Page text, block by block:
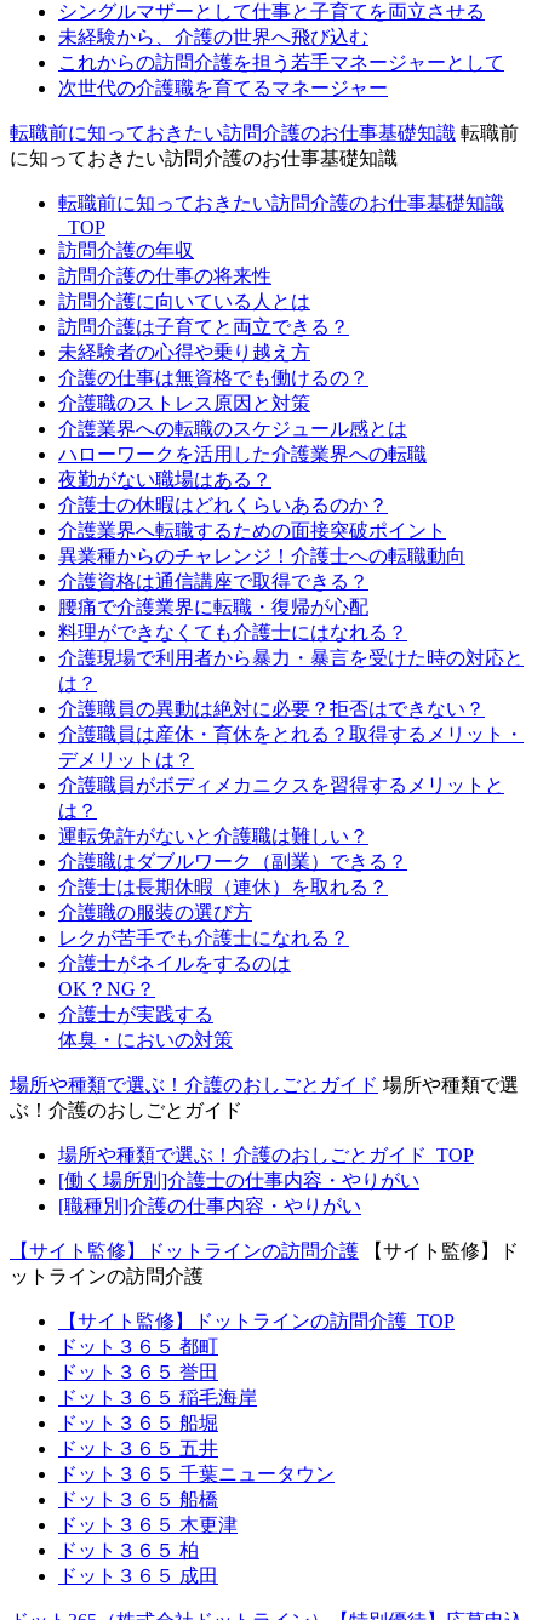
シングルマザーとして仕事と子育てを両立させる
未経験から、介護の世界へ飛び込む
これからの訪問介護を担う若手マネージャーとして
次世代の介護職を育てるマネージャー
転職前に知っておきたい訪問介護のお仕事基礎知識 転職前
に知っておきたい訪問介護のお仕事基礎知識
転職前に知っておきたい訪問介護のお仕事基礎知識
_TOP
訪問介護の年収
訪問介護の仕事の将来性
訪問介護に向いている人とは
訪問介護は子育てと両立できる？
未経験者の心得や乗り越え方
介護の仕事は無資格でも働けるの？
介護職のストレス原因と対策
介護業界への転職のスケジュール感とは
ハローワークを活用した介護業界への転職
夜勤がない職場はある？
介護士の休暇はどれくらいあるのか？
介護業界へ転職するための面接突破ポイント
異業種からのチャレンジ！介護士への転職動向
介護資格は通信講座で取得できる？
腰痛で介護業界に転職・復帰が心配
料理ができなくても介護士にはなれる？
介護現場で利用者から暴力・暴言を受けた時の対応と
は？
介護職員の異動は絶対に必要？拒否はできない？
介護職員は産休・育休をとれる？取得するメリット・
デメリットは？
介護職員がボディメカニクスを習得するメリットと
は？
運転免許がないと介護職は難しい？
介護職はダブルワーク（副業）できる？
介護士は長期休暇（連休）を取れる？
介護職の服装の選び方
レクが苦手でも介護士になれる？
介護士がネイルをするのは
OK？NG？
介護士が実践する
体臭・においの対策
場所や種類で選ぶ！介護のおしごとガイド 場所や種類で選
ぶ！介護のおしごとガイド
場所や種類で選ぶ！介護のおしごとガイド_TOP
[働く場所別]介護士の仕事内容・やりがい
[職種別]介護の仕事内容・やりがい
【サイト監修】ドットラインの訪問介護
【サイト監修】ド
ットラインの訪問介護
【サイト監修】ドットラインの訪問介護_TOP
ドット３６５ 都町
ドット３６５ 誉田
ドット３６５ 稲毛海岸
ドット３６５ 船堀
ドット３６５ 五井
ドット３６５ 千葉ニュータウン
ドット３６５ 船橋
ドット３６５ 木更津
ドット３６５ 柏
ドット３６５ 成田